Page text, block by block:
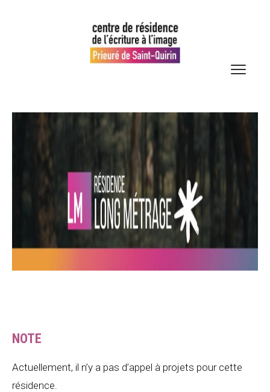
NOTE
Actuellement, il n’y a pas d’appel à projets pour cette
résidence.